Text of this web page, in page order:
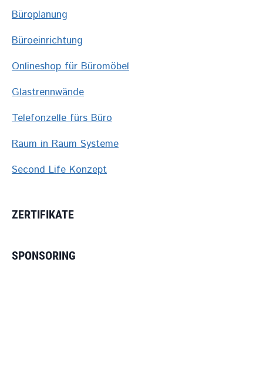
Büroplanung
Büroeinrichtung
Onlineshop für Büromöbel
Glastrennwände
Telefonzelle fürs Büro
Raum in Raum Systeme
Second Life Konzept
ZERTIFIKATE
SPONSORING